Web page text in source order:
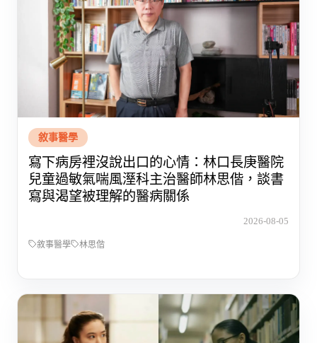
敘事醫學
寫下病房裡沒說出口的心情：林口長庚醫院
兒童過敏氣喘風溼科主治醫師林思偕，談書
寫與渴望被理解的醫病關係
2026-08-05
敘事醫學 林思偕